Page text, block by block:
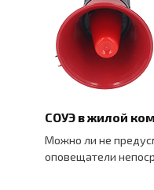
СОУЭ в жилой
Можно ли не
оповещатели